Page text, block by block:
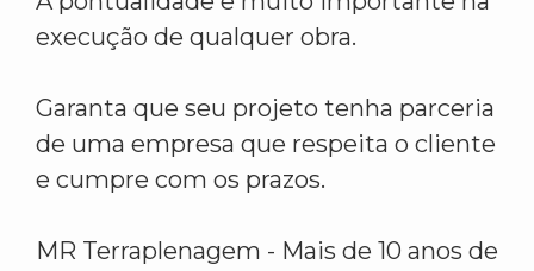
execução de qualquer obra.
Garanta que seu projeto tenha parceria
de uma empresa que respeita o cliente
e cumpre com os prazos.
MR Terraplenagem - Mais de 10 anos de